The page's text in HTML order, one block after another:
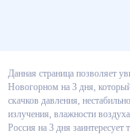
Данная страница
погоды в Новогорном на
людей, зависимых от
обстановки, сильного
и т. д. Погода в